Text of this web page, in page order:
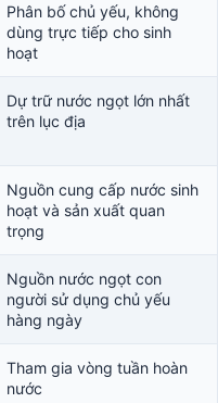
Phân bố chủ yếu, không
dùng trực tiếp cho sinh
hoạt
Dự trữ nước ngọt lớn nhất
trên lục địa
Nguồn cung cấp nước sinh
hoạt và sản xuất quan
trọng
Nguồn nước ngọt con
người sử dụng chủ yếu
hàng ngày
Tham gia vòng tuần hoàn
nước